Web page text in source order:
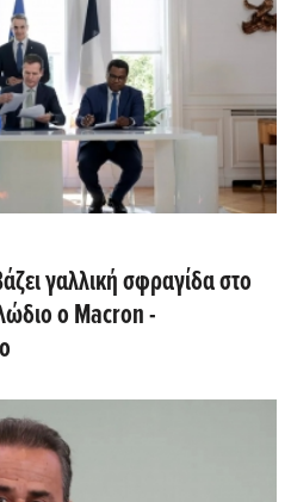
γαλλική σφραγίδα στο
ο Macron -